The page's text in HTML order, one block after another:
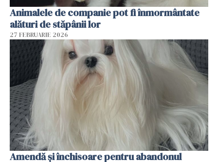
Animalele de companie pot fi înmormântate
alături de stăpânii lor
27 FEBRUARIE 2026
Amendă și închisoare pentru abandonul